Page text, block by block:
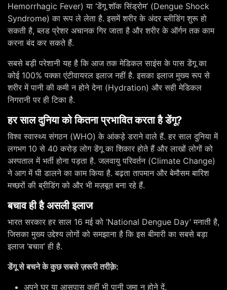
Hemorrhagic Fever) या ‘डेंगू शॉक सिंड्रोम’ (Dengue Shock
Syndrome) का रूप ले लेता है. इसमें शरीर के अंदर ब्लीडिंग शुरू हो
सकती है, ब्लड प्रेशर अचानक गिर जाता है और शरीर के ऑर्गन तक काम
करना बंद कर सकते हैं.
सबसे बड़ी परेशानी यह है कि आज तक मेडिकल साइंस के पास डेंगू का
कोई 100% पक्का एंटीवायरल इलाज नहीं है. इसका इलाज मुख्य रूप से
शरीर में पानी की कमी न होने देना (Hydration) और सही मेडिकल
निगरानी पर ही टिका है.
हर साल दुनिया को कितना प्रभावित करता है डेंगू?
विश्व स्वास्थ्य संगठन (WHO) के आंकड़े डराने वाले हैं. हर साल दुनिया में
लगभग 10 से 40 करोड़ लोग डेंगू का शिकार होते हैं और लाखों लोगों को
अस्पताल में भर्ती होना पड़ता है. जलवायु परिवर्तन (Climate Change)
ने आग में घी डालने का काम किया है. बढ़ता तापमान और बेमौसम बारिश
मच्छरों की ब्रीडिंग को और भी मज़बूत बना रहे हैं.
बचाव ही है असली इलाज
भारत सरकार हर साल 16 मई को ‘National Dengue Day’ मनाती है,
जिसका मुख्य उद्देश्य लोगों को समझाना है कि इस बीमारी का सबसे बड़ा
इलाज ‘बचाव’ ही है.
डेंगू से बचने के कुछ सबसे ज़रूरी तरीक़े:
अपने घर या आसपास कहीं भी पानी जमा न होने दें.